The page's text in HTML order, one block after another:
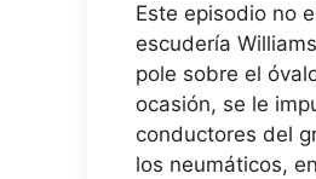
Este episodio no
escudería
pole sobre el
ocasión, se le
conductores del
los neumáticos,